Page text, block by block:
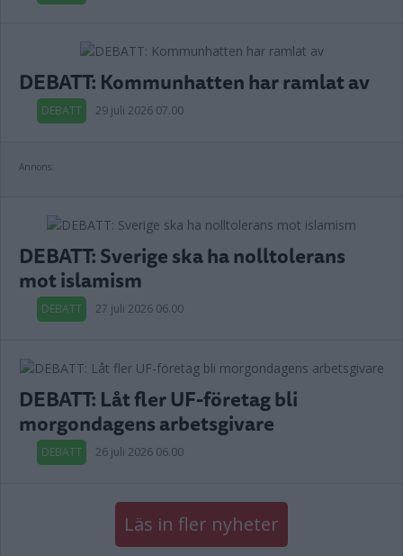
DEBATT: Kommunhatten har ramlat av
DEBATT 29 juli 2026 07.00
Annons:
DEBATT: Sverige ska ha nolltolerans
mot islamism
DEBATT 27 juli 2026 06.00
DEBATT: Låt fler UF-företag bli
morgondagens arbetsgivare
DEBATT 26 juli 2026 06.00
Läs in fler nyheter